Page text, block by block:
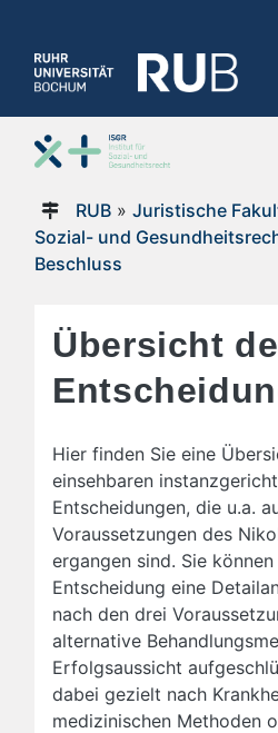
RUB» Juristische
Sozial- und
Beschluss
Übersicht
Hier finden Sie eine
einsehbaren
Entscheidungen, die u.a.
Voraussetzungen des
ergangen sind. Sie
Entscheidung eine
nach den drei
alternative
Erfolgsaussicht
dabei gezielt nach
medizinischen Methoden